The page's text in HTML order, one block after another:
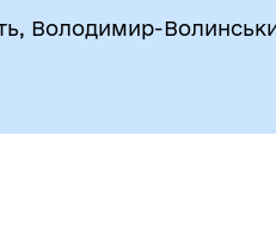
Володимир-